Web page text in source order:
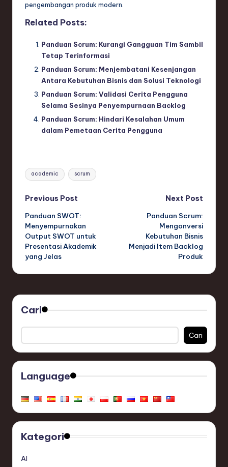
pengembangan produk modern.
Related Posts:
Panduan Scrum: Kurangi Gangguan Tim Sambil
Tetap Terinformasi
Panduan Scrum: Menjembatani Kesenjangan
Antara Kebutuhan Bisnis dan Solusi Teknologi
Panduan Scrum: Validasi Cerita Pengguna
Selama Sesinya Penyempurnaan Backlog
Panduan Scrum: Hindari Kesalahan Umum
dalam Pemetaan Cerita Pengguna
Tags:
academic scrum
Post
navigation
Previous Post
Panduan SWOT:
Menyempurnakan
Output SWOT untuk
Presentasi Akademik
yang Jelas
Next Post
Panduan Scrum:
Mengonversi
Kebutuhan Bisnis
Menjadi Item Backlog
Produk
Cari
Cari
Language
Kategori
AI